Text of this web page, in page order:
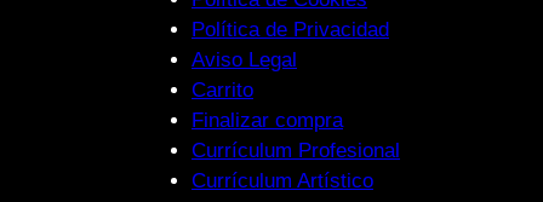
Política de Privacidad
Aviso Legal
Carrito
Finalizar compra
Currículum Profesional
Currículum Artístico